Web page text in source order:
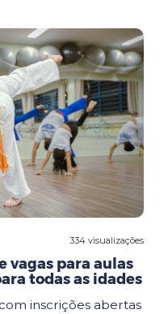
334 visualizações
vagas para aulas
todas as idades
inscrições abertas